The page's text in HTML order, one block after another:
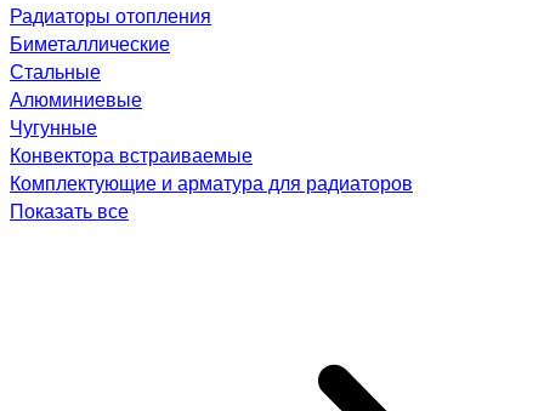
Радиаторы отопления
Биметаллические
Стальные
Алюминиевые
Чугунные
Конвектора встраиваемые
Комплектующие и арматура для радиаторов
Показать все